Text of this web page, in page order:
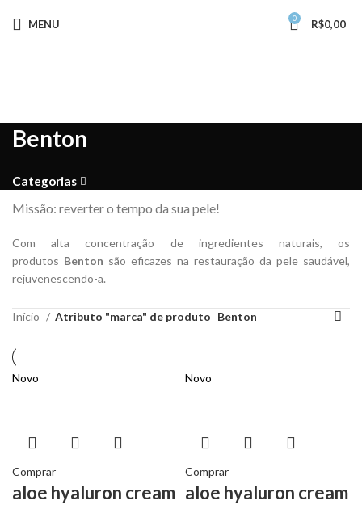
MENU 0 R$0,00
Benton
Categorias
Missão: reverter o tempo da sua pele!
Com alta concentração de ingredientes naturais, os
produtos Benton são eficazes na restauração da pele saudável,
rejuvenescendo-a.
Início Atributo "marca" de produto Benton
Novo
Comprar
aloe hyaluron cream
Novo
Comprar
aloe hyaluron cream